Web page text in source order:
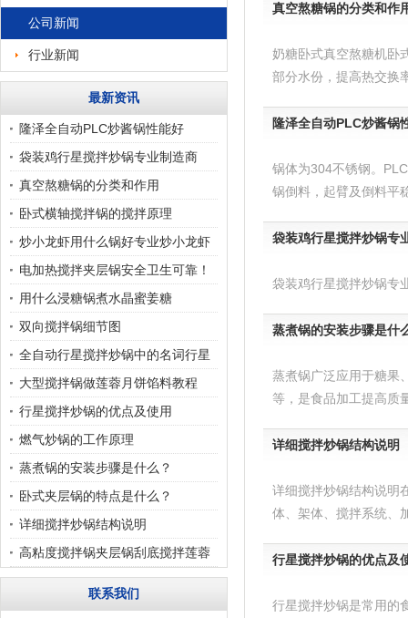
公司新闻
行业新闻
最新资讯
隆泽全自动PLC炒酱锅性能好
袋装鸡行星搅拌炒锅专业制造商
真空熬糖锅的分类和作用
卧式横轴搅拌锅的搅拌原理
炒小龙虾用什么锅好专业炒小龙虾
的锅，小龙虾搅拌炒
电加热搅拌夹层锅安全卫生可靠！
用什么浸糖锅煮水晶蜜姜糖
双向搅拌锅细节图
全自动行星搅拌炒锅中的名词行星
搅拌到底是指的什么
大型搅拌锅做莲蓉月饼馅料教程
行星搅拌炒锅的优点及使用
燃气炒锅的工作原理
蒸煮锅的安装步骤是什么？
卧式夹层锅的特点是什么？
详细搅拌炒锅结构说明
高粘度搅拌锅夹层锅刮底搅拌莲蓉
馅月饼
联系我们
真空熬糖锅的分类和作
奶糖卧式真空熬糖机卧
部分水份，提高热交换
隆泽全自动PLC炒酱锅
锅体为304不锈钢。
锅倒料，起臂及倒料平
袋装鸡行星搅拌炒锅专
袋装鸡行星搅拌炒锅专
蒸煮锅的安装步骤是什
蒸煮锅广泛应用于糖果
等，是食品加工提高质
详细搅拌炒锅结构说明
详细搅拌炒锅结构说明
体、架体、搅拌系统、
行星搅拌炒锅的优点及
行星搅拌炒锅是常用的